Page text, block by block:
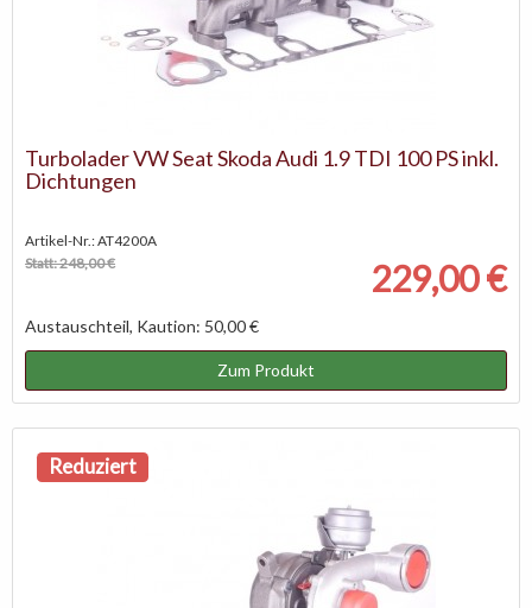
Turbolader VW Seat Skoda Audi 1.9 TDI 100 PS inkl.
Dichtungen
Artikel-Nr.: AT4200A
Statt: 248,00 €
229,00 €
Austauschteil, Kaution: 50,00 €
Zum Produkt
Reduziert